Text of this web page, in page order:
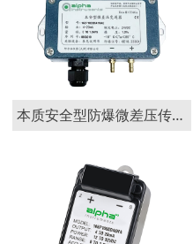
本质安全型防爆微差压传感器/变送器168EX